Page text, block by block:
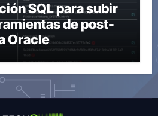
SQL para subir
de post-
Oracle